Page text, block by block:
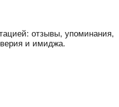
отзывы, упоминания,
и имиджа.